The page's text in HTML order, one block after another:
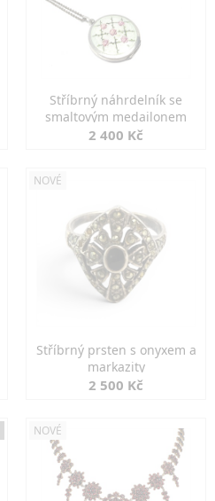
Stříbrný náhrdelník se
smaltovým medailonem
2 400 Kč
NOVÉ
Stříbrný prsten s onyxem a
markazity
2 500 Kč
NOVÉ